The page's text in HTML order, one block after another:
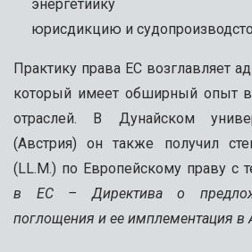
энергетиику
юрисдикцию и судопроизводсто
Практику права ЕС возглавляет
который имеет обширный опыт
отраслей. В Дунайском
(Австрия) он также получил
(LL.M.) по Европейскому праву с
в ЕС – Директива о
поглощения и ее имплементация в